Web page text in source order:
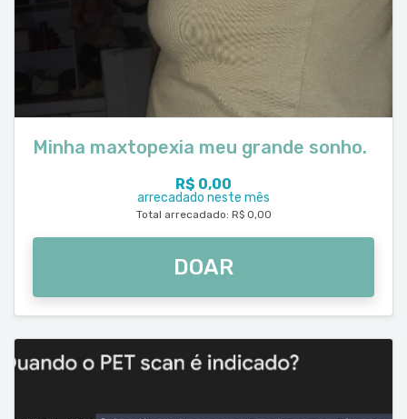
Minha maxtopexia meu grande sonho.
R$ 0,00
arrecadado neste mês
Total arrecadado: R$ 0,00
DOAR